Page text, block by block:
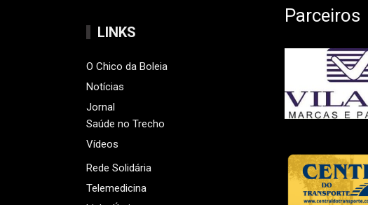
LINKS
O Chico da Boleia
Notícias
Jornal
Saúde no Trecho
Vídeos
Rede Solidária
Telemedicina
Parceiros